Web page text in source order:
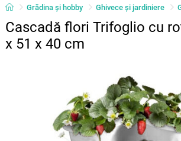
Grădina şi hobby Ghivece și jardiniere
Cascadă flori Trifoglio cu
x 51 x 40 cm